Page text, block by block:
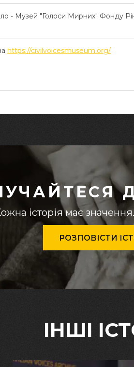
- Музей "Голоси Мирних" Фонду
https://civilvoicesmuseum.org/
історія має
РОЗПОВІСТИ
ІНШІ